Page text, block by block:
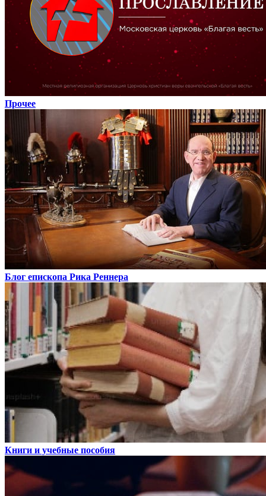
Прочее
Блог епископа Рика Реннера
Книги и учебные пособия